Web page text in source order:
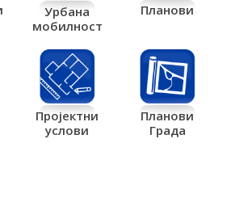
Урбана
мобилност
Планови
Пројектни
услови
Планови
Града